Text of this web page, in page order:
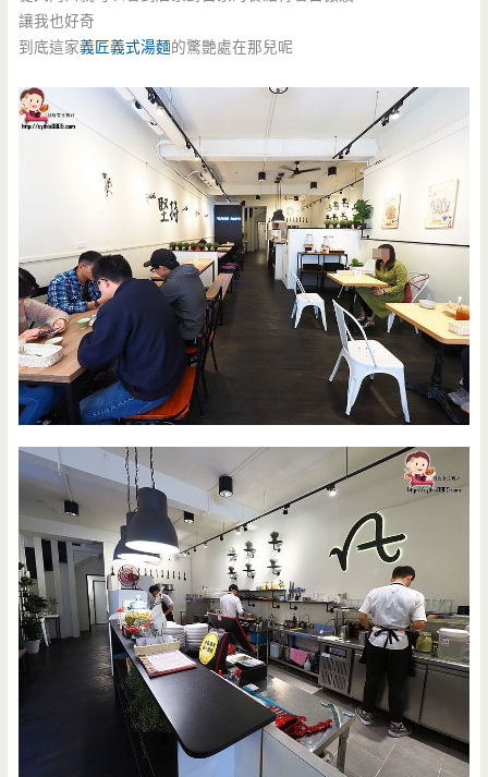
讓我也好奇
到底這家義匠義式湯麵的驚艷處在那兒呢